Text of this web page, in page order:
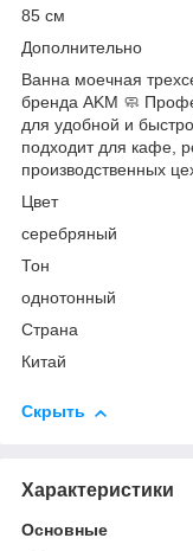
85 см
Дополнительно
Ванна моечная
бренда AKM 🧼
для удобной и
подходит для кафе,
производственных
Цвет
серебряный
Тон
однотонный
Страна
Китай
Скрыть
Характеристики
Основные